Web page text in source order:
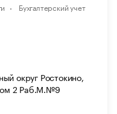
Бухгалтерский учет
округ Ростокино,
2 Раб.М.№9